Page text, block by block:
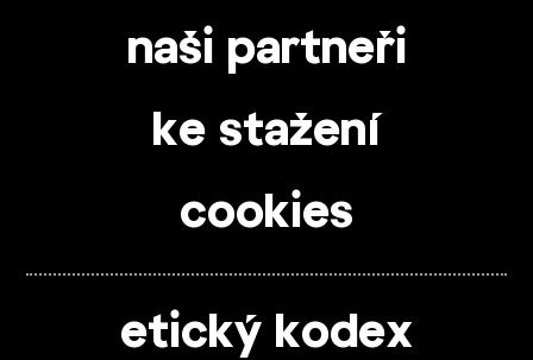
naši partneři
ke stažení
cookies
etický kodex